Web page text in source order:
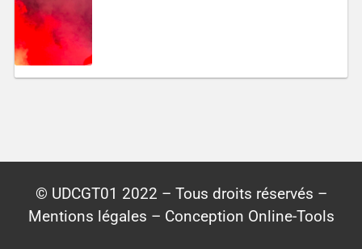
© UDCGT01 2022 – Tous droits réservés –
Mentions légales – Conception Online-Tools